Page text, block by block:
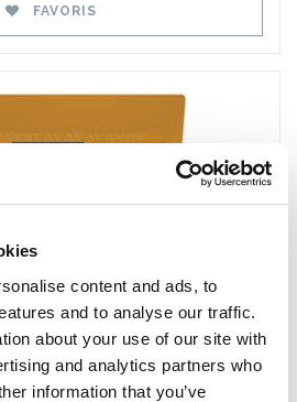
content and ads, to
and to analyse our traffic.
about your use of our site with
and analytics partners who
information that you’ve
FAVORIS
Favoris